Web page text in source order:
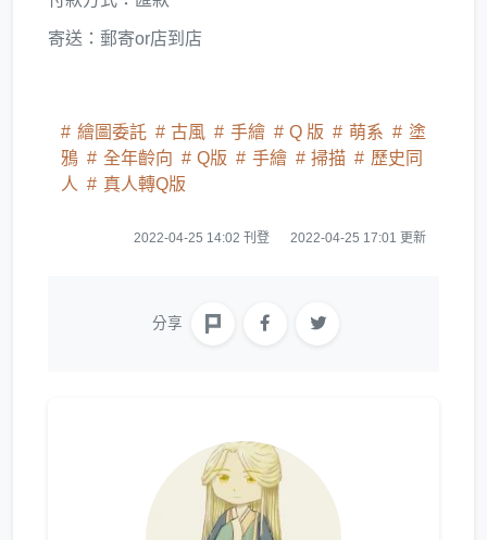
寄送：郵寄or店到店
繪圖委託 古風 手繪 Q 版 萌系
塗
鴉
全年齡向 Q版 手繪 掃描
歷史同
人
真人轉Q版
2022-04-25 14:02 刊登 2022-04-25 17:01 更新
分享